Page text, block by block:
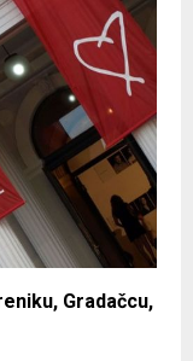
Gradačcu,